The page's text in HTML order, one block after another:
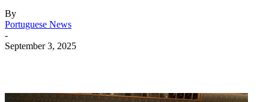
By
Portuguese News
-
September 3, 2025